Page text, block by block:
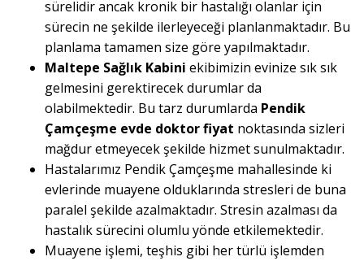
sürelidir ancak kronik bir hastalığı olanlar için
sürecin ne şekilde ilerleyeceği planlanmaktadır. Bu
planlama tamamen size göre yapılmaktadır.
Maltepe Sağlık Kabini ekibimizin evinize sık sık
gelmesini gerektirecek durumlar da
olabilmektedir. Bu tarz durumlarda Pendik
Çamçeşme evde doktor fiyat noktasında sizleri
mağdur etmeyecek şekilde hizmet sunulmaktadır.
Hastalarımız Pendik Çamçeşme mahallesinde ki
evlerinde muayene olduklarında stresleri de buna
paralel şekilde azalmaktadır. Stresin azalması da
hastalık sürecini olumlu yönde etkilemektedir.
Muayene işlemi, teşhis gibi her türlü işlemden